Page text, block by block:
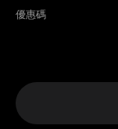
優惠碼